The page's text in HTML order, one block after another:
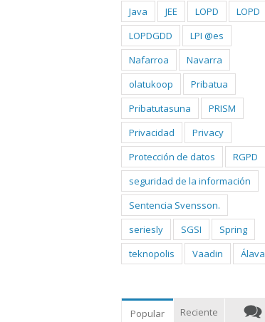
Java
JEE LOPD
LOPD
LOPDGDD
LPI @es
Nafarroa
Navarra
olatukoop
Pribatua
Pribatutasuna
PRISM
Privacidad
Privacy
Protección de datos
RGPD
seguridad de la información
Sentencia Svensson.
seriesly
SGSI
Spring
teknopolis
Vaadin Álava
Popular Reciente